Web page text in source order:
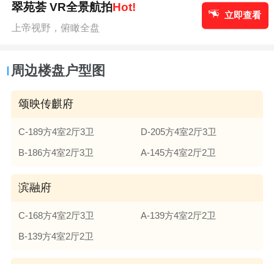
翠苑荟 VR全景航拍Hot!
上帝视野，俯瞰全盘
立即查看
周边楼盘户型图
颂映传麒府
C-189方4室2厅3卫
D-205方4室2厅3卫
B-186方4室2厅3卫
A-145方4室2厅2卫
滨融府
C-168方4室2厅3卫
A-139方4室2厅2卫
B-139方4室2厅2卫